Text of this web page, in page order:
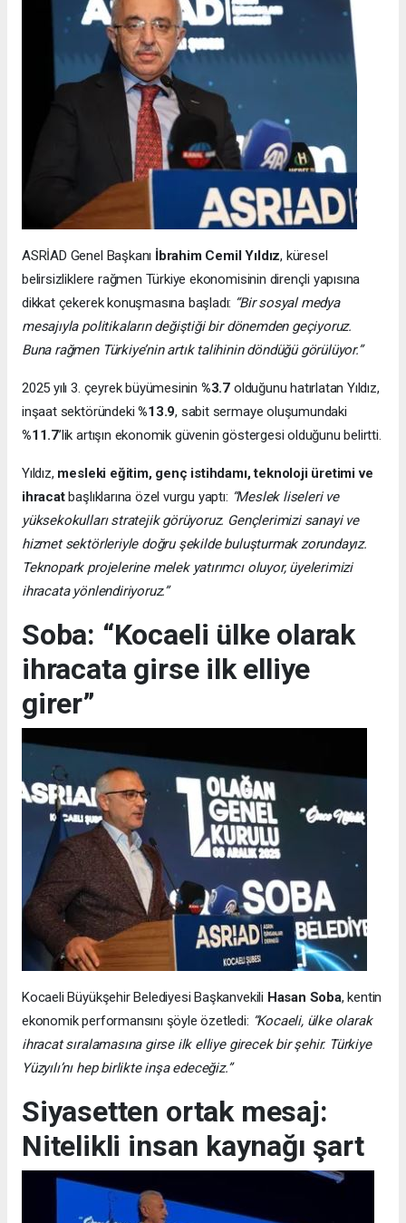
ASRİAD Genel Başkanı İbrahim Cemil Yıldız, küresel
belirsizliklere rağmen Türkiye ekonomisinin dirençli yapısına
dikkat çekerek konuşmasına başladı: “Bir sosyal medya
mesajıyla politikaların değiştiği bir dönemden geçiyoruz.
Buna rağmen Türkiye’nin artık talihinin döndüğü görülüyor.”
2025 yılı 3. çeyrek büyümesinin %3.7 olduğunu hatırlatan Yıldız,
inşaat sektöründeki%13.9, sabit sermaye oluşumundaki
%11.7’lik artışın ekonomik güvenin göstergesi olduğunu belirtti.
Yıldız, mesleki eğitim, genç istihdamı, teknoloji üretimi ve
ihracatbaşlıklarına özel vurgu yaptı: “Meslek liseleri ve
yüksekokulları stratejik görüyoruz. Gençlerimizi sanayi ve
hizmet sektörleriyle doğru şekilde buluşturmak zorundayız.
Teknopark projelerine melek yatırımcı oluyor, üyelerimizi
ihracata yönlendiriyoruz.”
Soba: “Kocaeli ülke olarak
ihracata girse ilk elliye
girer”
Kocaeli Büyükşehir Belediyesi Başkanvekili Hasan Soba, kentin
ekonomik performansını şöyle özetledi: “Kocaeli, ülke olarak
ihracat sıralamasına girse ilk elliye girecek bir şehir. Türkiye
Yüzyılı’nı hep birlikte inşa edeceğiz.”
Siyasetten ortak mesaj:
Nitelikli insan kaynağı şart